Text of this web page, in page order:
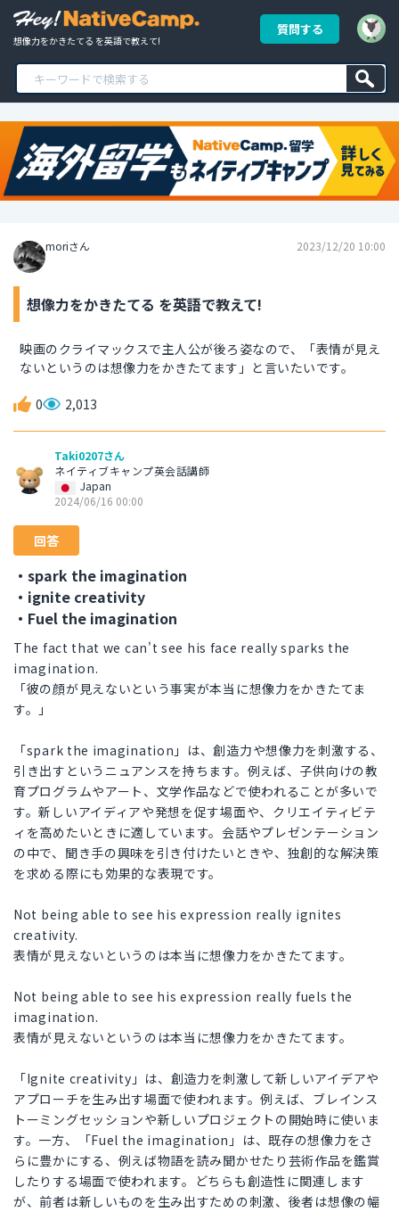
想像力をかきたてる を英語で教えて!
質問する
moriさん 2023/12/20 10:00
想像力をかきたてる を英語で教えて!
映画のクライマックスで主人公が後ろ姿なので、「表情が見え
ないというのは想像力をかきたてます」と言いたいです。
0 2,013
Taki0207さん
ネイティブキャンプ英会話講師
Japan
2024/06/16 00:00
回答
・spark the imagination
・ignite creativity
・Fuel the imagination
The fact that we can't see his face really sparks the
imagination.
「彼の顔が見えないという事実が本当に想像力をかきたてま
す。」
「spark the imagination」は、創造力や想像力を刺激する、
引き出すというニュアンスを持ちます。例えば、子供向けの教
育プログラムやアート、文学作品などで使われることが多いで
す。新しいアイディアや発想を促す場面や、クリエイティビテ
ィを高めたいときに適しています。会話やプレゼンテーション
の中で、聞き手の興味を引き付けたいときや、独創的な解決策
を求める際にも効果的な表現です。
Not being able to see his expression really ignites
creativity.
表情が見えないというのは本当に想像力をかきたてます。
Not being able to see his expression really fuels the
imagination.
表情が見えないというのは本当に想像力をかきたてます。
「Ignite creativity」は、創造力を刺激して新しいアイデアや
アプローチを生み出す場面で使われます。例えば、ブレインス
トーミングセッションや新しいプロジェクトの開始時に使いま
す。一方、「Fuel the imagination」は、既存の想像力をさ
らに豊かにする、例えば物語を読み聞かせたり芸術作品を鑑賞
したりする場面で使われます。どちらも創造性に関連します
が、前者は新しいものを生み出すための刺激、後者は想像の幅